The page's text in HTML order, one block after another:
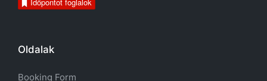
Oldalak
Booking Form